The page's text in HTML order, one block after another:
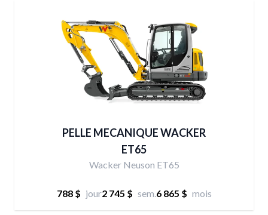
PELLE MECANIQUE WACKER
ET65
Wacker Neuson ET65
788 $ jour2 745 $ sem.6 865 $ mois